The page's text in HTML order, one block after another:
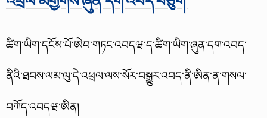
ཚིག་ཡིག་དངོས་པོ་ཨེབ་གཏང་འབདཝ་ད་ཚིག་ཡིག་ཞུན་དག་འབད་
ནིའི་ཐབས་ལམ་ལུ་དེ་འཕྲལ་ལས་སོར་བསྒྱུར་འབད་ནི་ཨིན་ན་གསལ་
བཀོད་འབདཝ་ཨིན།